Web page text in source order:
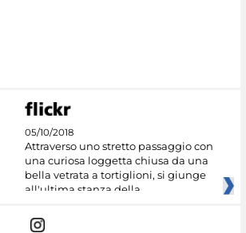
05/10/2018
Attraverso uno stretto passaggio con
una curiosa loggetta chiusa da una
bella vetrata a tortiglioni, si giunge
all'ultima stanza della